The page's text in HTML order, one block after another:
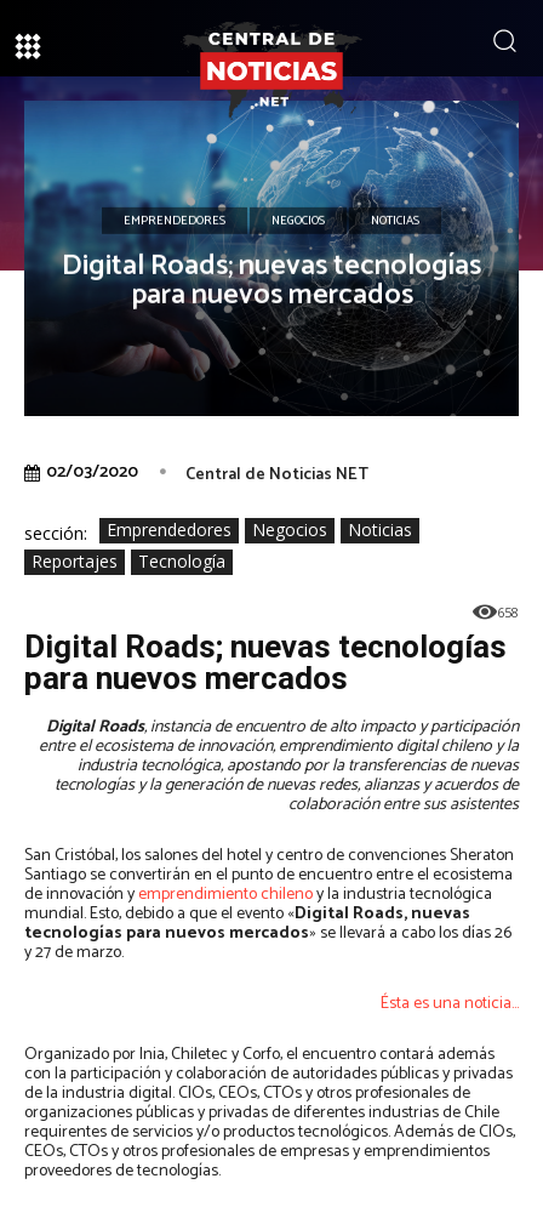
EMPRENDEDORES NEGOCIOS NOTICIAS
Digital Roads; nuevas tecnologías
para nuevos mercados
02/03/2020 Central de Noticias NET
sección: Emprendedores Negocios
Noticias
Reportajes
Tecnología
658
Digital Roads; nuevas tecnologías
para nuevos mercados
Digital Roads, instancia de encuentro de alto impacto y participación
entre el ecosistema de innovación, emprendimiento digital chileno y la
industria tecnológica, apostando por la transferencias de nuevas
tecnologías y la generación de nuevas redes, alianzas y acuerdos de
colaboración entre sus asistentes
San Cristóbal, los salones del hotel y centro de convenciones Sheraton
Santiago se convertirán en el punto de encuentro entre el ecosistema
de innovación yemprendimiento chilenoy la industria tecnológica
mundial. Esto, debido a que el evento «Digital Roads, nuevas
tecnologías para nuevos mercados» se llevará a cabo los días 26
y 27 de marzo.
Ésta es una noticia…
Organizado por Inia, Chiletec y Corfo, el encuentro contará además
con la participación y colaboración de autoridades públicas y privadas
de la industria digital. CIOs, CEOs, CTOs y otros profesionales de
organizaciones públicas y privadas de diferentes industrias de Chile
requirentes de servicios y/o productos tecnológicos. Además de CIOs,
CEOs, CTOs y otros profesionales de empresas y emprendimientos
proveedores de tecnologías.